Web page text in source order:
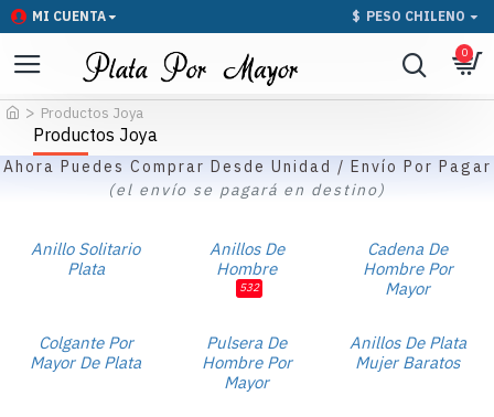
MI CUENTA $ PESO CHILENO
0
Productos Joya
Productos Joya
Ahora Puedes Comprar Desde Unidad / Envío Por Pagar
(el envío se pagará en destino)
Anillo Solitario
Plata
Anillos De
Hombre
532
Cadena De
Hombre Por
Mayor
Colgante Por
Mayor De Plata
Pulsera De
Hombre Por
Mayor
Anillos De Plata
Mujer Baratos